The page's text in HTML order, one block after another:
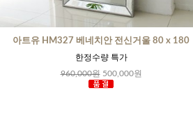
아트유 HM327 베네치안 전신거울 80 x 180
한정수량 특가
960,000원 500,000원